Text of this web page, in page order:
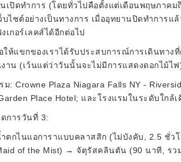
เปิดทำการ (โดยทั่วไปคือตั้งแต่เดือนพฤษภาค
บไซต์อย่างเป็นทางการ เมื่ออุทยานปิดทำการ
เกอร์เลคส์ได้อีกต่อไป
ให้แขกของเราได้รับประสบการณ์การเดินทา
าน (เว้นแต่ว่าวันนั้นจะไม่มีการแสดงดอกไม้ไฟ
ม: Crowne Plaza Niagara Falls NY -
Place Hotel; และโรงแรมในระดับใกล้เ
การวันที่ 3:
ตกไนแอการาแบบคลาสสิก (ไม่บังคับ, 2.5 ชั่ว
of the Mist) → จัตุรัสคลินตัน (90 นาที, รว